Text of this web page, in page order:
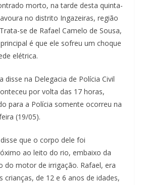
morto, na tarde desta quinta-
no distrito Ingazeiras, região
se de Rafael Camelo de Sousa,
é que ele sofreu um choque
elétrica.
disse na Delegacia de Polícia Civil
por volta das 17 horas,
para a Polícia somente ocorreu na
(19/05).
que o corpo dele foi
ao leito do rio, embaixo da
do motor de irrigação. Rafael, era
crianças, de 12 e 6 anos de idades,